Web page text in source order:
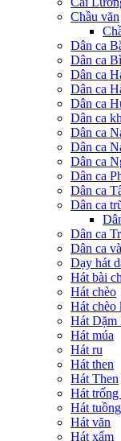
Chầu văn
Dân ca
Dân ca
Dân ca
Dân ca
Dân ca
Dân ca
Dân ca
Dân ca
Dân ca
Dân ca
Dân ca
Dân ca
Dân ca
Dân ca
Dạy hát
Hát bài
Hát chèo
Hát chèo
Hát Dặm
Hát múa
Hát ru
Hát then
Hát Then
Hát trống
Hát tuồng
Hát văn
Hát xẩm